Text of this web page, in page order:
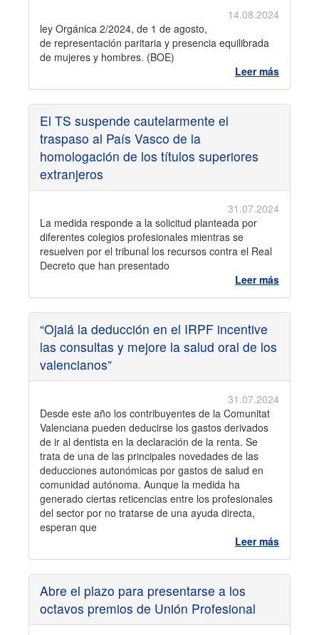
14.08.2024
ley Orgánica 2/2024, de 1 de agosto,
de representación paritaria y presencia equilibrada
de mujeres y hombres. (BOE)
Leer más
El TS suspende cautelarmente el
traspaso al País Vasco de la
homologación de los títulos superiores
extranjeros
31.07.2024
La medida responde a la solicitud planteada por
diferentes colegios profesionales mientras se
resuelven por el tribunal los recursos contra el Real
Decreto que han presentado
Leer más
“Ojalá la deducción en el IRPF incentive
las consultas y mejore la salud oral de los
valencianos”
31.07.2024
Desde este año los contribuyentes de la Comunitat
Valenciana pueden deducirse los gastos derivados
de ir al dentista en la declaración de la renta. Se
trata de una de las principales novedades de las
deducciones autonómicas por gastos de salud en
comunidad autónoma. Aunque la medida ha
generado ciertas reticencias entre los profesionales
del sector por no tratarse de una ayuda directa,
esperan que
Leer más
Abre el plazo para presentarse a los
octavos premios de Unión Profesional